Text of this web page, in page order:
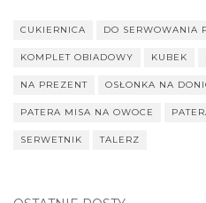
CUKIERNICA DO SERWOWANIA
KOMPLET OBIADOWY KUBEK
NA PREZENT OSŁONKA NA
PATERA MISA NA OWOCE
SERWETNIK TALERZ